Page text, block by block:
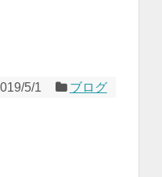
5/1 ブログ